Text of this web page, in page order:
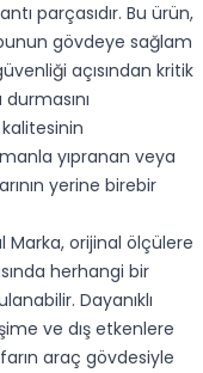
parçasıdır. Bu ürün,
gövdeye sağlam
açısından kritik
yıpranan veya
yerine birebir
Marka, orijinal ölçülere
herhangi bir
Dayanıklı
ve dış etkenlere
araç gövdesiyle